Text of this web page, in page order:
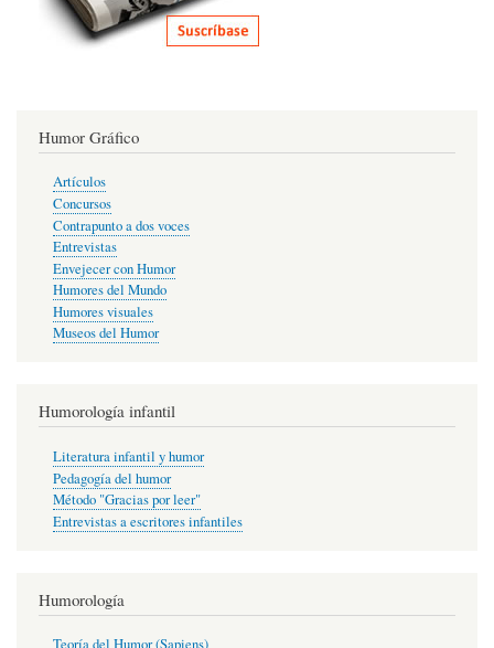
Humor Gráfico
Artículos
Concursos
Contrapunto a dos voces
Entrevistas
Envejecer con Humor
Humores del Mundo
Humores visuales
Museos del Humor
Humorología infantil
Literatura infantil y humor
Pedagogía del humor
Método "Gracias por leer"
Entrevistas a escritores infantiles
Humorología